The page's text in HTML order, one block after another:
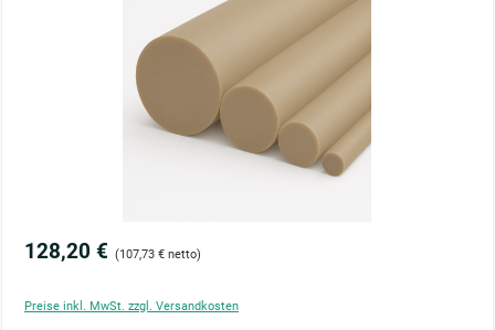
128,20 € (107,73 € netto)
Preise inkl. MwSt. zzgl. Versandkosten